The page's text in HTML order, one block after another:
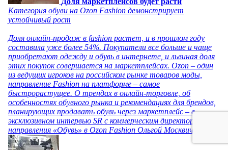
Категория обуви на Ozon Fashion демонстрирует
устойчивый рост
Доля онлайн-продаж в fashion растет, и в прошлом году
составила уже более 54%. Покупатели все больше и чаще
приобретают одежду и обувь в интернете, и львиная доля
этих покупок совершается на маркетплейсах. Ozon – один
из ведущих игроков на российском рынке товаров моды,
направление Fashion на платформе – самое
быстрорастущее. О трендах в онлайн-торговле, об
особенностях обувного рынка и рекомендациях для брендов,
планирующих продавать обувь через маркетплейс – в
эксклюзивном интервью SR с коммерческим директором
направления «Обувь» в Ozon Fashion Ольгой Москвичевой.